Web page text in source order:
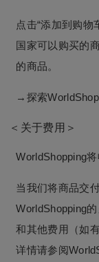
点击“添加到购物
国家可以购买的
的商品。
→探索
＜关于费用＞
WorldShopping将
当我们将商品交
WorldShopping
和其他费用（如
详情请参阅